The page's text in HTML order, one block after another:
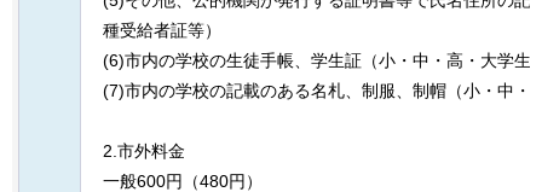
種受給者証等）
(6)市内の学校の生徒手帳、学生証（小・中・高・大学生
(7)市内の学校の記載のある名札、制服、制帽（小・中・
2.市外料金
一般600円（480円）